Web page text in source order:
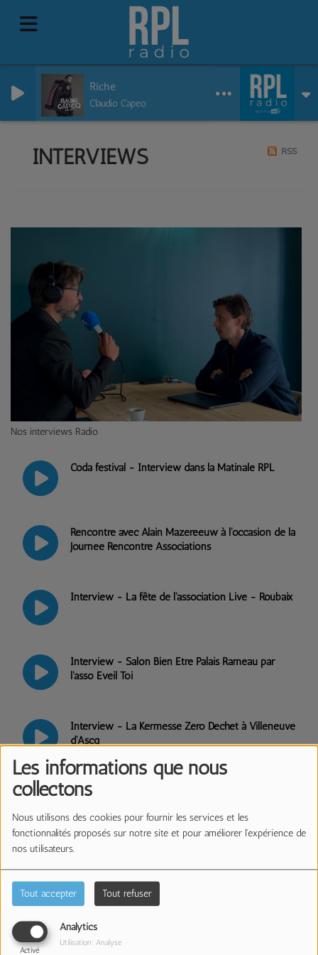
Les informations que nous
collectons
Nous utilisons des cookies pour fournir les services et les
fonctionnalités proposés sur notre site et pour améliorer l'expérience de
nos utilisateurs.
Tout accepter Tout refuser
Analytics
Activé
Utilisation: Analyse
Riche
Claudio Capeo
INTERVIEWS RSS
Nos interviews Radio
Coda festival - Interview dans la Matinale RPL
Rencontre avec Alain Mazereeuw à l'occasion de la
Journée Rencontre Associations
Interview - La fête de l'association Live - Roubaix
Interview - Salon Bien Etre Palais Rameau par
l'asso Eveil Toi
Interview - La Kermesse Zéro Déchet à Villeneuve
d'Ascq
Elodie Martelet & Adahy en session acoustique
Job meeting avec Alliance Emploi et partajob.com
Séminaire sur les communs - Interview de
l'association Interphaz